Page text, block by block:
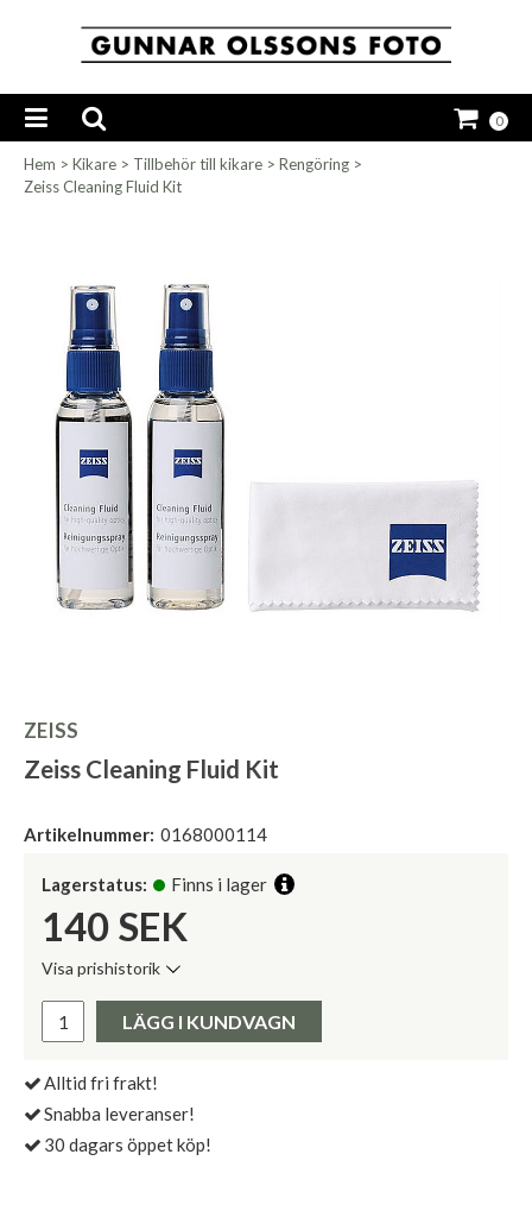
0
Hem > Kikare > Tillbehör till kikare > Rengöring >
Zeiss Cleaning Fluid Kit
ZEISS
Zeiss Cleaning Fluid Kit
Artikelnummer: 0168000114
Lagerstatus: Finns i lager
140 SEK
Visa prishistorik
Pris:
LÄGG I KUNDVAGN
Alltid fri frakt!
Snabba leveranser!
30 dagars öppet köp!